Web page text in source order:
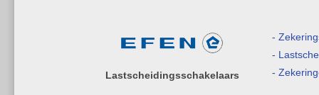
Lastscheidingsschakelaars
-
-
-